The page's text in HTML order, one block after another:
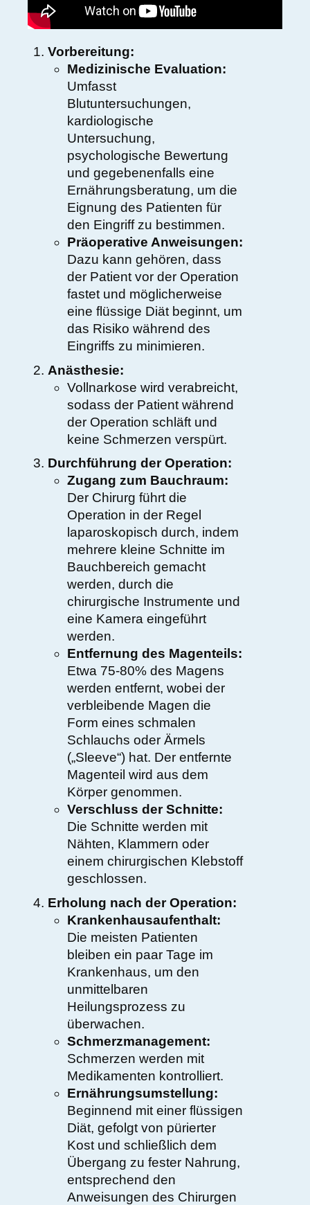
Vorbereitung:
Medizinische Evaluation:
Umfasst
Blutuntersuchungen,
kardiologische
Untersuchung,
psychologische Bewertung
und gegebenenfalls eine
Ernährungsberatung, um die
Eignung des Patienten für
den Eingriff zu bestimmen.
Präoperative Anweisungen:
Dazu kann gehören, dass
der Patient vor der Operation
fastet und möglicherweise
eine flüssige Diät beginnt, um
das Risiko während des
Eingriffs zu minimieren.
Anästhesie:
Vollnarkose wird verabreicht,
sodass der Patient während
der Operation schläft und
keine Schmerzen verspürt.
Durchführung der Operation:
Zugang zum Bauchraum:
Der Chirurg führt die
Operation in der Regel
laparoskopisch durch, indem
mehrere kleine Schnitte im
Bauchbereich gemacht
werden, durch die
chirurgische Instrumente und
eine Kamera eingeführt
werden.
Entfernung des Magenteils:
Etwa 75-80% des Magens
werden entfernt, wobei der
verbleibende Magen die
Form eines schmalen
Schlauchs oder Ärmels
(„Sleeve“) hat. Der entfernte
Magenteil wird aus dem
Körper genommen.
Verschluss der Schnitte:
Die Schnitte werden mit
Nähten, Klammern oder
einem chirurgischen Klebstoff
geschlossen.
Erholung nach der Operation:
Krankenhausaufenthalt:
Die meisten Patienten
bleiben ein paar Tage im
Krankenhaus, um den
unmittelbaren
Heilungsprozess zu
überwachen.
Schmerzmanagement:
Schmerzen werden mit
Medikamenten kontrolliert.
Ernährungsumstellung:
Beginnend mit einer flüssigen
Diät, gefolgt von pürierter
Kost und schließlich dem
Übergang zu fester Nahrung,
entsprechend den
Anweisungen des Chirurgen